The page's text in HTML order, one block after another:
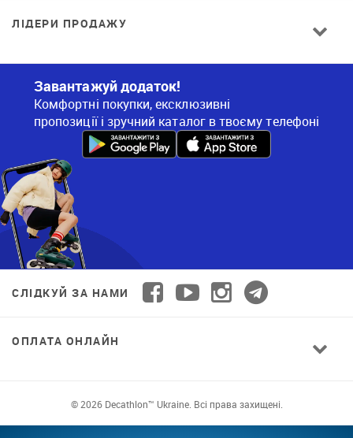
ЛІДЕРИ ПРОДАЖУ
Завантажуй додаток!
Комфортні покупки, ексклюзивні
пропозиції і зручний каталог в твоєму телефоні
СЛІДКУЙ ЗА НАМИ
ОПЛАТА ОНЛАЙН
© 2026 Decathlon™ Ukraine. Всі права захищені.